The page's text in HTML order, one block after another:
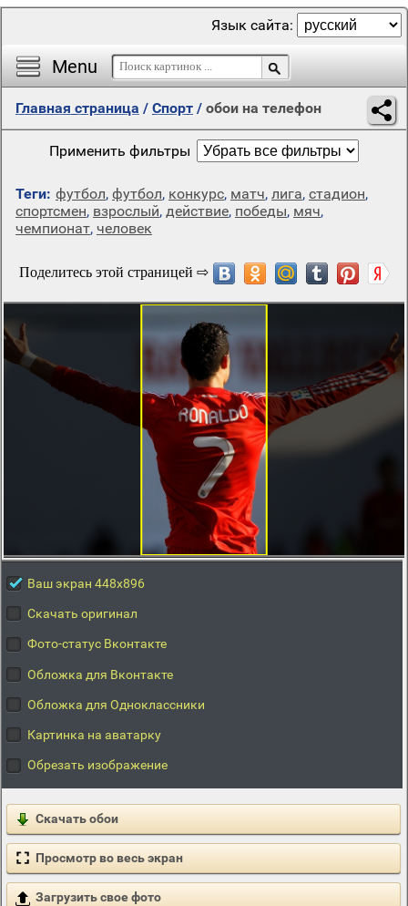
Menu
Язык сайта:
Главная страница / Спорт / обои на телефон
Применить фильтры
Теги: футбол, футбол, конкурс, матч, лига, стадион,
спортсмен, взрослый, действие, победы, мяч,
чемпионат, человек
Ваш экран 448x896
Скачать оригинал
Фото-статус Вконтакте
Обложка для Вконтакте
Обложка для Одноклассники
Картинка на аватарку
Обрезать изображение
Скачать обои
Просмотр во весь экран
Загрузить свое фото